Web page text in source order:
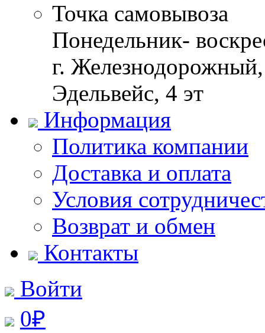
Точка самовывоза
Понедельник-
г.
Эдельвейс, 4 эт
Информация
Политика компании
Доставка и оплата
Условия
Возврат и обмен
Контакты
Войти
0₽